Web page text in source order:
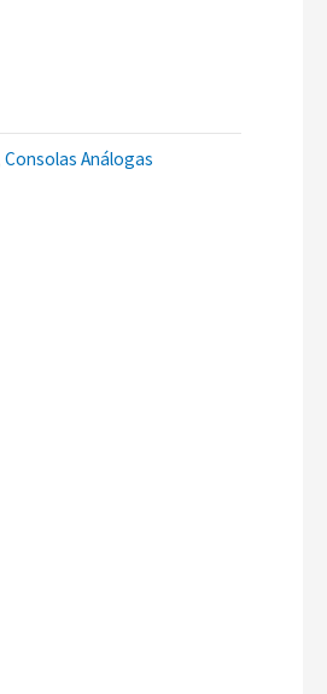
Consolas Análogas